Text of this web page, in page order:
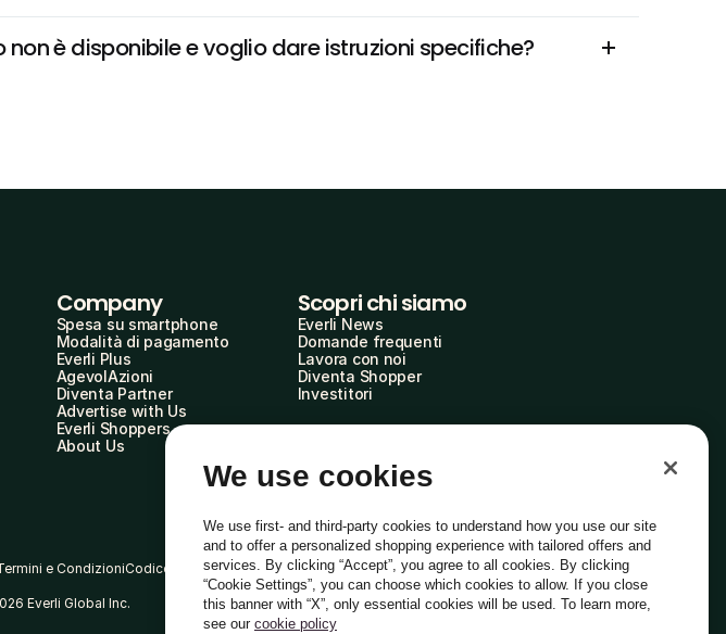
è disponibile e voglio dare istruzioni specifiche?
Company
Spesa su smartphone
Modalità di pagamento
Everli Plus
AgevolAzioni
Diventa Partner
Advertise with Us
Everli Shoppers
About Us
Scopri chi siamo
Everli News
Domande frequenti
Lavora con noi
Diventa Shopper
Investitori
e CondizioniCodice Etico
Everli Global Inc. Italiano
We use cookies
We use first- and third-party cookies to understand how you use our site
and to offer a personalized shopping experience with tailored offers and
services. By clicking “Accept”, you agree to all cookies. By clicking
“Cookie Settings”, you can choose which cookies to allow. If you close
this banner with “X”, only essential cookies will be used. To learn more,
see our cookie policy